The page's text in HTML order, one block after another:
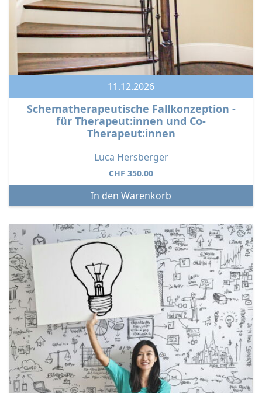
11.12.2026
Schematherapeutische Fallkonzeption -
für Therapeut:innen und Co-
Therapeut:innen
Luca Hersberger
CHF 350.00